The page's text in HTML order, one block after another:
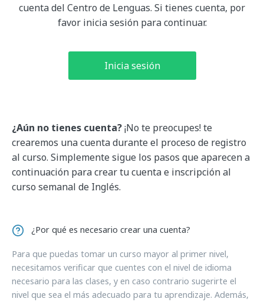
cuenta del Centro de Lenguas. Si tienes cuenta, por
favor inicia sesión para continuar.
Inicia sesión
¿Aún no tienes cuenta?¡No te preocupes! te
crearemos una cuenta durante el proceso de registro
al curso. Simplemente sigue los pasos que aparecen a
continuación para crear tu cuenta e inscripción al
curso semanal de Inglés.
¿Por qué es necesario crear una cuenta?
Para que puedas tomar un curso mayor al primer nivel,
necesitamos verificar que cuentes con el nivel de idioma
necesario para las clases, y en caso contrario sugerirte el
nivel que sea el más adecuado para tu aprendizaje. Además,